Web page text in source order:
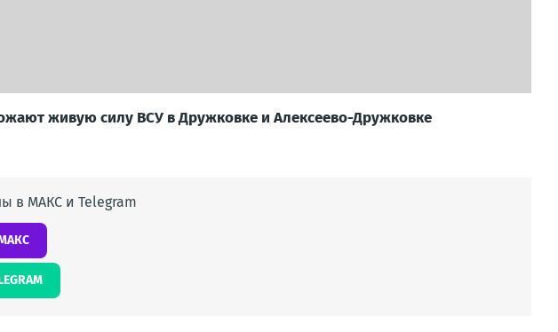
живую силу ВСУ в Дружковке и Алексеево-Дружковке
в МАКС и Telegram